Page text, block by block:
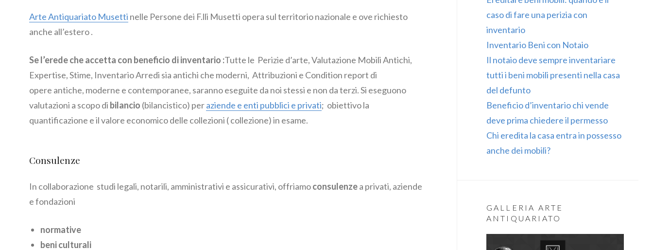
Arte Antiquariato Musetti nelle Persone dei F.lli Musetti opera sul territorio nazionale e ove richiesto
anche all’estero .
Se l’erede che accetta con beneficio di inventario :Tutte le Perizie d’arte, Valutazione Mobili Antichi,
Expertise, Stime, Inventario Arredi sia antichi che moderni, Attribuzioni e Condition report di
opere antiche, moderne e contemporanee, saranno eseguite da noi stessi e non da terzi. Si eseguono
valutazioni a scopo di bilancio (bilancistico) peraziende e enti pubblici e privati; obiettivo la
quantificazione e il valore economico delle collezioni ( collezione) in esame.
Consulenze
In collaborazione studi legali, notarili, amministrativi e assicurativi, offriamoconsulenzea privati, aziende
e fondazioni
normative
beni culturali
caso di fare una perizia con
inventario
Inventario Beni con Notaio
Il notaio deve sempre inventariare
tutti i beni mobili presenti nella casa
del defunto
Beneficio d’inventario chi vende
deve prima chiedere il permesso
Chi eredita la casa entra in possesso
anche dei mobili?
GALLERIA ARTE
ANTIQUARIATO